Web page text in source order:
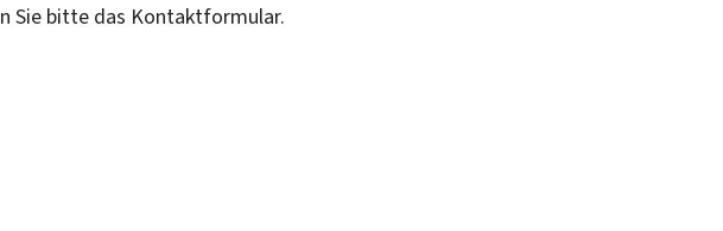
Sie bitte das Kontaktformular.